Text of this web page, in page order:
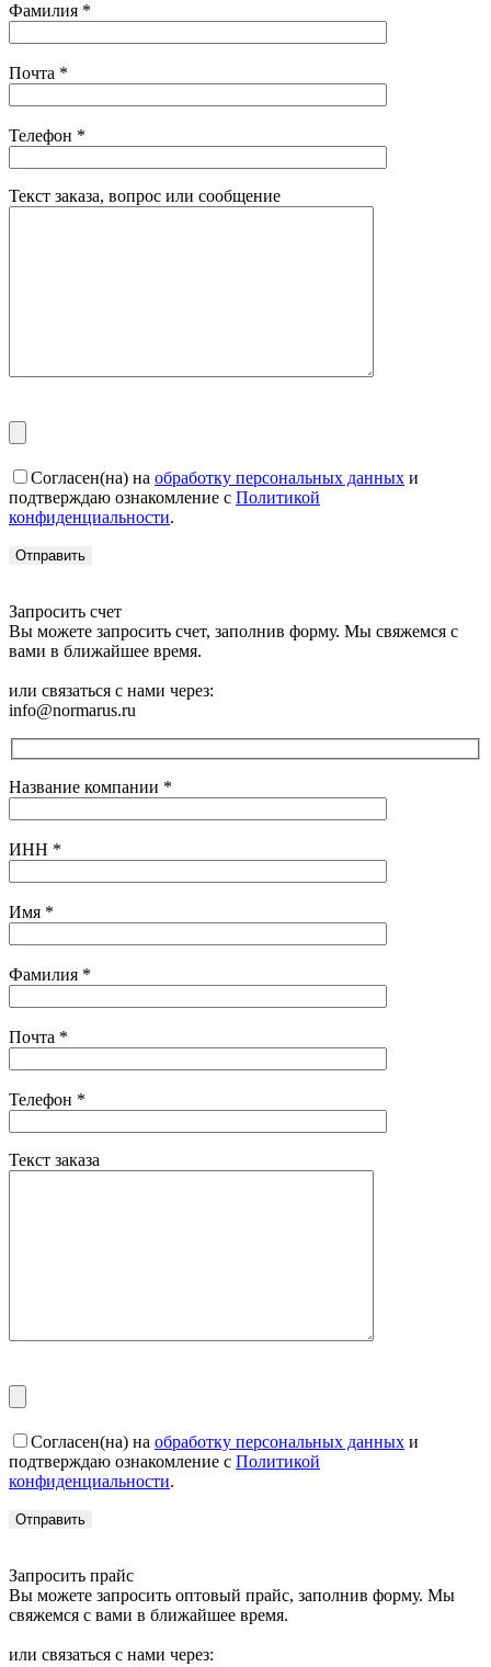
Фамилия *
Почта *
Телефон *
Текст заказа, вопрос или сообщение
Согласен(на) на обработку персональных данных и
подтверждаю ознакомление с Политикой
конфиденциальности.
Запросить счет
Вы можете запросить счет, заполнив форму. Мы свяжемся с
вами в ближайшее время.
или связаться с нами через:
info@normarus.ru
Название компании *
ИНН *
Имя *
Фамилия *
Почта *
Телефон *
Текст заказа
Согласен(на) на обработку персональных данных и
подтверждаю ознакомление с Политикой
конфиденциальности.
Запросить прайс
Вы можете запросить оптовый прайс, заполнив форму. Мы
свяжемся с вами в ближайшее время.
или связаться с нами через: